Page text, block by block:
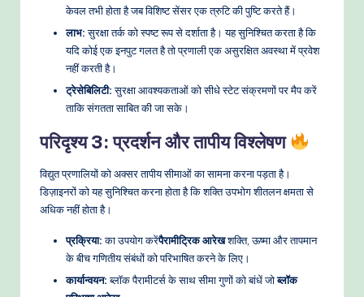
केवल तभी होता है जब विशिष्ट सेंसर एक त्रुटि की पुष्टि करते हैं।
लाभ:सुरक्षा तर्क को स्पष्ट रूप से दर्शाता है। यह सुनिश्चित करता है कि
यदि कोई एक इनपुट गलत है तो प्रणाली एक असुरक्षित अवस्था में प्रवेश
नहीं करती है।
ट्रेसेबिलिटी:सुरक्षा आवश्यकताओं को सीधे स्टेट संक्रमणों पर मैप करें
ताकि संगतता साबित की जा सके।
परिदृश्य 3: प्रदर्शन और तापीय विश्लेषण
विद्युत प्रणालियों को अक्सर तापीय सीमाओं का सामना करना पड़ता है।
डिज़ाइनरों को यह सुनिश्चित करना होता है कि शक्ति उपभोग शीतलन क्षमता से
अधिक नहीं होता है।
प्रक्रिया:का उपयोग करेंपैरामीट्रिक आरेखशक्ति, ऊष्मा और तापमान
के बीच गणितीय संबंधों को परिभाषित करने के लिए।
कार्यान्वयन:ब्लॉक पैरामीटर्स के साथ सीमा गुणों को बांधें जोब्लॉक